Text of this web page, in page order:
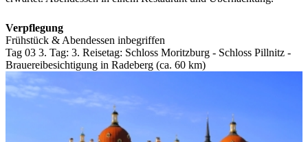
Verpflegung
Frühstück & Abendessen inbegriffen
Tag 03 3. Tag: 3. Reisetag: Schloss Moritzburg - Schloss Pillnitz -
Brauereibesichtigung in Radeberg (ca. 60 km)